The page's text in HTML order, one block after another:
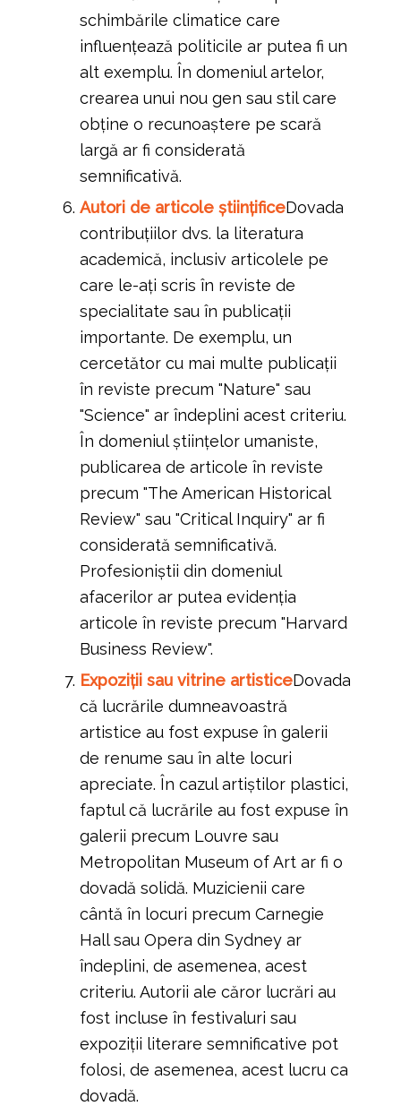
schimbările climatice care
influențează politicile ar putea fi un
alt exemplu. În domeniul artelor,
crearea unui nou gen sau stil care
obține o recunoaștere pe scară
largă ar fi considerată
semnificativă.
Autori de articole științificeDovada
contribuțiilor dvs. la literatura
academică, inclusiv articolele pe
care le-ați scris în reviste de
specialitate sau în publicații
importante. De exemplu, un
cercetător cu mai multe publicații
în reviste precum "Nature" sau
"Science" ar îndeplini acest criteriu.
În domeniul științelor umaniste,
publicarea de articole în reviste
precum "The American Historical
Review" sau "Critical Inquiry" ar fi
considerată semnificativă.
Profesioniștii din domeniul
afacerilor ar putea evidenția
articole în reviste precum "Harvard
Business Review".
Expoziții sau vitrine artisticeDovada
că lucrările dumneavoastră
artistice au fost expuse în galerii
de renume sau în alte locuri
apreciate. În cazul artiștilor plastici,
faptul că lucrările au fost expuse în
galerii precum Louvre sau
Metropolitan Museum of Art ar fi o
dovadă solidă. Muzicienii care
cântă în locuri precum Carnegie
Hall sau Opera din Sydney ar
îndeplini, de asemenea, acest
criteriu. Autorii ale căror lucrări au
fost incluse în festivaluri sau
expoziții literare semnificative pot
folosi, de asemenea, acest lucru ca
dovadă.